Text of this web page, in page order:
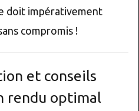
doit impérativement
compromis !
et conseils
rendu optimal